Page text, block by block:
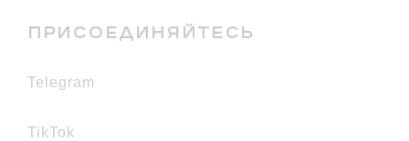
ПРИСОЕДИНЯЙТЕСЬ
telegram
TikTok